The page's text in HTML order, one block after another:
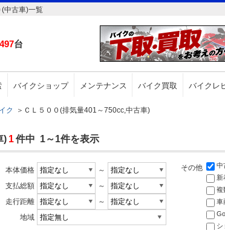
中古車)一覧
台
バイクショップ メンテナンス バイク買取 バイクレ
ク ＞ ＣＬ５００(排気量401～750cc,中古車)
) 1件中 1～1件を表示
本体価格
～
支払総額
～
走行距離
～
地域
その他 中
新
複
車
シ